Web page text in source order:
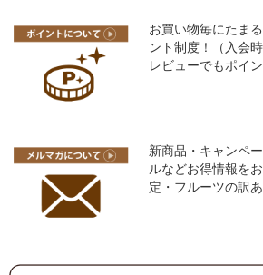
お買い物毎にたま
ント制度！（入会
レビューでもポイ
新商品・キャンペ
ルなどお得情報を
定・フルーツの訳